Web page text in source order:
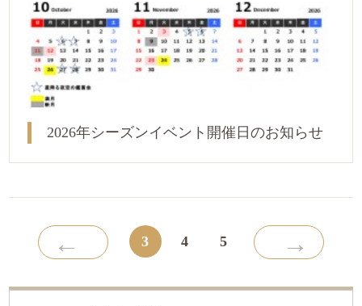
2026年シーズンイベント開催日のお知らせ
← 3 4 5 →